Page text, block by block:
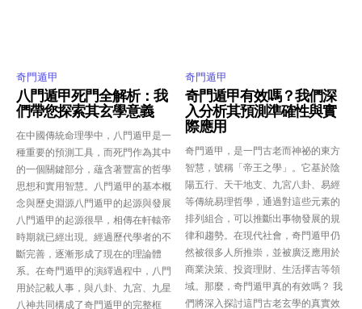
奇門遁甲
八門遁甲死門全解析：我
們帶您探索其玄學意義
在中國傳統命理學中，八門遁甲是一
種重要的預測工具，而死門作為其中
的一個關鍵部分，蘊含著豐富的哲學
思想和實用智慧。八門遁甲的基本概
念與歷史淵源八門遁甲的起源與發展
八門遁甲的起源很早，相傳在軒轅帝
時期就已經出現。經過歷代學者的不
斷完善，逐漸形成了現在的理論體
系。在奇門遁甲的演繹過程中，八門
用於記載人事，與八卦、九宮、九星
八神共同構成了奇門遁甲的完整框
奇門遁甲
奇門遁甲有效嗎？我們深
入分析其預測準確性與實
際應用
奇門遁甲，是一門古老而神祕的東方
智慧，號稱「帝王之學」。它基於陰
陽五行、天干地支、九宮八卦、易經
等傳統易理哲學，通過對這些元素的
排列組合，可以推斷出事物發展的規
律和趨勢。在現代社會，奇門遁甲仍
然被很多人所推崇，並被廣泛應用於
商業決策、投資理財、生活擇吉等領
域。那麼，奇門遁甲真的有效嗎？ 我
們將深入探討這門古老玄學的真實效